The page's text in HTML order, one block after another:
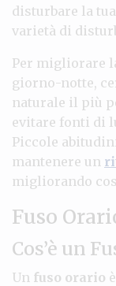
disturbare la
varietà di
Per migliorare
giorno-notte,
naturale il più
evitare fonti di
Piccole
mantenere un
migliorando
Fuso
Cos’è un
Un fuso orario